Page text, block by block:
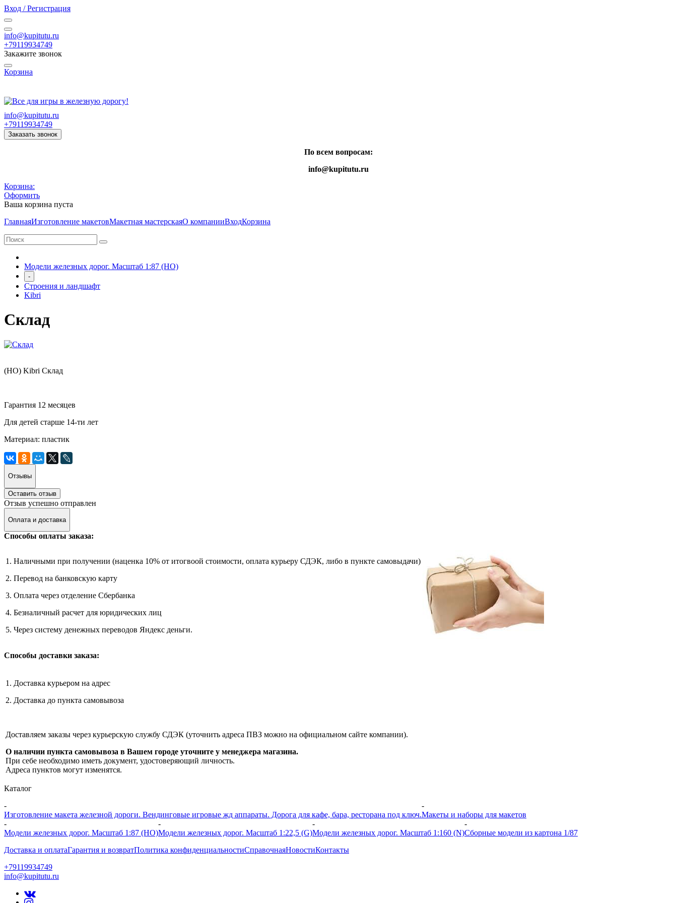
Вход / Регистрация
info@kupitutu.ru
+79119934749
Закажите звонок
Корзина
info@kupitutu.ru
+79119934749
Заказать звонок
По всем вопросам:
info@kupitutu.ru
Корзина:
Оформить
Ваша корзина пуста
ГлавнаяИзготовление макетовМакетная мастерскаяО компанииВходКорзина
Модели железных дорог. Масштаб 1:87 (HO)
-
Строения и ландшафт
Kibri
Склад
(HO) Kibri Склад
Гарантия 12 месяцев
Для детей старше 14-ти лет
Материал: пластик
Отзывы
Оставить отзыв
Отзыв успешно отправлен
Оплата и доставка
Способы оплаты заказа:
1. Наличными при получении (наценка 10% от итогвоой стоимости, оплата курьеру СДЭК, либо в пункте самовыдачи)
2. Перевод на банковскую карту
3. Оплата через отделение Сбербанка
4. Безналичный расчет для юридических лиц
5. Через систему денежных переводов Яндекс деньги.
Способы доставки заказа:
1. Доставка курьером на адрес
2. Доставка до пункта самовывоза
Доставляем заказы через курьерскую службу СДЭК (уточнить адреса ПВЗ можно на официальном сайте компании).
О наличии пункта самовывоза в Вашем городе уточните у менеджера магазина.
При себе необходимо иметь документ, удостоверяющий личность.
Адреса пунктов могут изменятся.
Каталог
-
Изготовление макета железной дороги. Вендинговые игровые жд аппараты. Дорога для кафе, бара, ресторана под ключ.
-
Макеты и наборы для макетов
-
Модели железных дорог. Масштаб 1:87 (HO)
-
Модели железных дорог. Масштаб 1:22,5 (G)
-
Модели железных дорог. Масштаб 1:160 (N)
-
Сборные модели из картона 1/87
Доставка и оплатаГарантия и возвратПолитика конфиденциальностиСправочнаяНовостиКонтакты
+79119934749
info@kupitutu.ru